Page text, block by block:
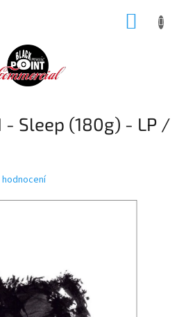
- Sleep (180g) - LP /